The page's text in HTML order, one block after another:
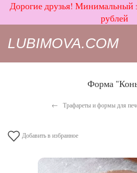
Дорогие друзья! Минимальный
рублей
LUBIMOVA.COM
Форма
Трафареты и формы для
Добавить в избранное